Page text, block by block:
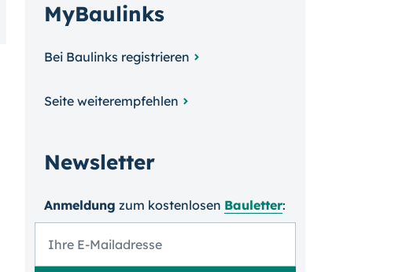
MyBaulinks
Bei Baulinks registrieren
Seite weiterempfehlen
Newsletter
Anmeldung zum kosten­losen Bauletter: